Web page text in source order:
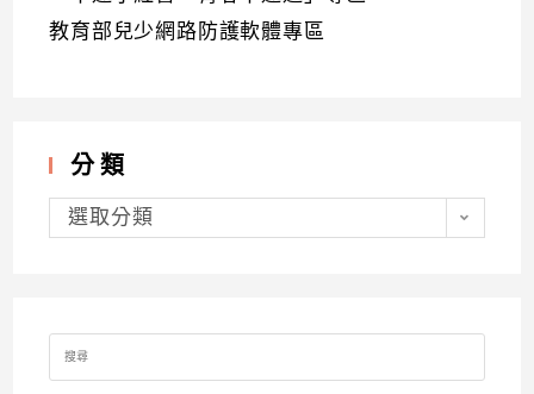
教育部兒少網路防護軟體專區
分類
分
類選取分類
Search
for: